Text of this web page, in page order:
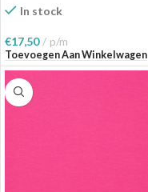
In stock
€17,50 p/m
Toevoegen Aan Winkelwagen